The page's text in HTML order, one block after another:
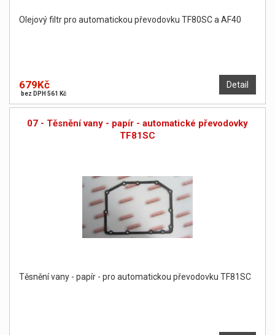
Olejový filtr pro automatickou převodovku TF80SC a AF40
Detail
679Kč
bez DPH 561 Kč
07 - Těsnění vany - papír - automatické převodovky
TF81SC
Těsnění vany - papír - pro automatickou převodovku TF81SC